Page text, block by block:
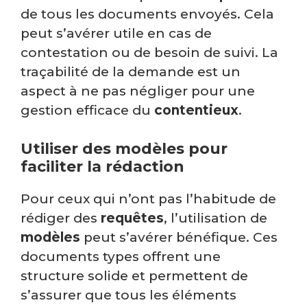
de tous les documents envoyés. Cela
peut s’avérer utile en cas de
contestation ou de besoin de suivi. La
traçabilité de la demande est un
aspect à ne pas négliger pour une
gestion efficace du contentieux.
Utiliser des modèles pour
faciliter la rédaction
Pour ceux qui n’ont pas l’habitude de
rédiger des requêtes, l’utilisation de
modèles peut s’avérer bénéfique. Ces
documents types offrent une
structure solide et permettent de
s’assurer que tous les éléments